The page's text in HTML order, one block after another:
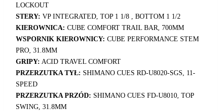
LOCKOUT
STERY: VP INTEGRATED, TOP 1 1/8 , BOTTOM 1 1/2
KIEROWNICA: CUBE COMFORT TRAIL BAR, 700MM
WSPORNIK KIEROWNICY: CUBE PERFORMANCE STEM
PRO, 31.8MM
GRIPY: ACID TRAVEL COMFORT
PRZERZUTKA TYŁ: SHIMANO CUES RD-U8020-SGS, 11-
SPEED
PRZERZUTKA PRZÓD: SHIMANO CUES FD-U8010, TOP
SWING, 31.8MM